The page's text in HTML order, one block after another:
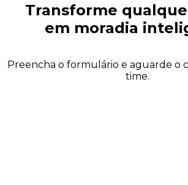
Transforme
em moradia
Preencha o formulário e aguarde o
time.